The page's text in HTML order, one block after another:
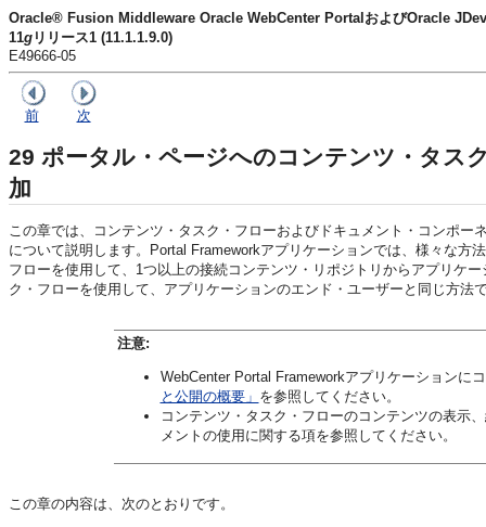
Oracle® Fusion Middleware Oracle WebCenter PortalおよびOracle
11g リリース1 (11.1.1.9.0)
E49666-05
前 次
29 ポータル・ページへのコンテンツ・タス
加
この章では、コンテンツ・タスク・フローおよびドキュメント・コンポ
について説明します。Portal Frameworkアプリケーションでは、様々な
フローを使用して、1つ以上の接続コンテンツ・リポジトリからアプリケ
ク・フローを使用して、アプリケーションのエンド・ユーザーと同じ方法
注意:
WebCenter Portal Frameworkアプリケーションに
と公開の概要」 を参照してください。
コンテンツ・タスク・フローのコンテンツの表示
メントの使用に関する項を参照してください。
この章の内容は、次のとおりです。